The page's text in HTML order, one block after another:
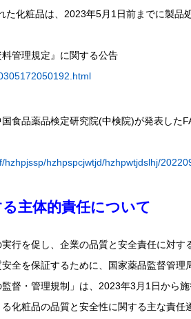
た化粧品は、2023年5月1日前までに製品
管理規定』に関する公告
食品薬品検定研究院(中検院)が発表した
hzhpspcjwtjd/hzhpwtjdslhj/
主体的責任について
行を促し、企業の品質と安全責任に対す
全を保証するために、国家薬品監督管理
督・管理規制」は、2023年3月1日から施
化粧品の品質と安全性に関する主な責任